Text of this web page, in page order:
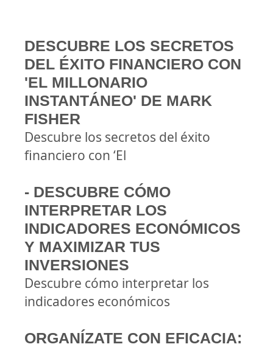
DESCUBRE LOS SECRETOS
DEL ÉXITO FINANCIERO CON
'EL MILLONARIO
INSTANTÁNEO' DE MARK
FISHER
Descubre los secretos del éxito
financiero con ‘El
- DESCUBRE CÓMO
INTERPRETAR LOS
INDICADORES ECONÓMICOS
Y MAXIMIZAR TUS
INVERSIONES
Descubre cómo interpretar los
indicadores económicos
ORGANÍZATE CON EFICACIA: